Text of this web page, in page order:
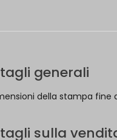
generali
della stampa fine
sulla